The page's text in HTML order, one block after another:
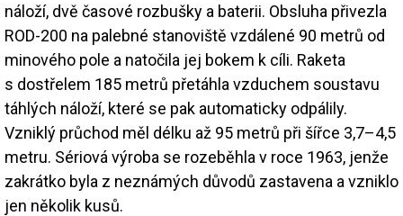
náloží, dvě časové rozbušky a baterii. Obsluha přivezla
ROD-200 na palebné stanoviště vzdálené 90 metrů od
minového pole a natočila jej bokem k cíli. Raketa
s dostřelem 185 metrů přetáhla vzduchem soustavu
táhlých náloží, které se pak automaticky odpálily.
Vzniklý průchod měl délku až 95 metrů při šířce 3,7–4,5
metru. Sériová výroba se rozeběhla v roce 1963, jenže
zakrátko byla z neznámých důvodů zastavena a vzniklo
jen několik kusů.